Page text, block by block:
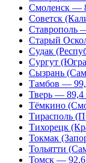
Смоленск —
Советск
Ставрополь
Старый
Судак
Сургут
Сызрань
Тамбов —
Тверь — 89,4
Тёмкино
Тирасполь
Тихорецк
Токмак
Тольятти
Томск —